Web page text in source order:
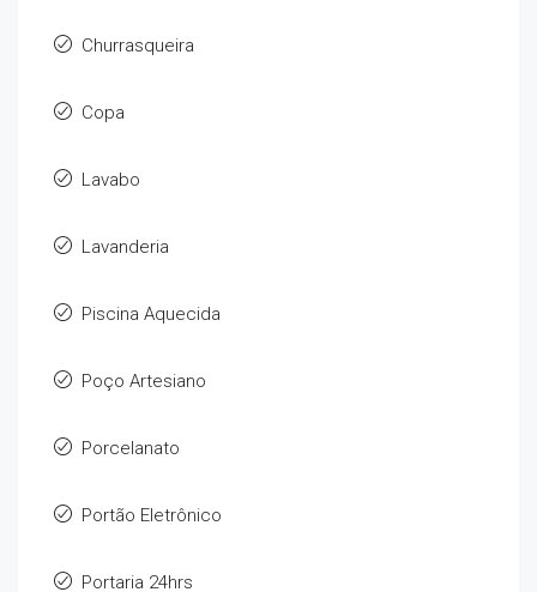
Churrasqueira
Copa
Lavabo
Lavanderia
Piscina Aquecida
Poço Artesiano
Porcelanato
Portão Eletrônico
Portaria 24hrs